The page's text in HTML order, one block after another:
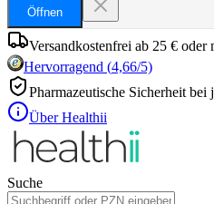
Öffnen
Versandkostenfrei ab 25 € oder
Hervorragend (4,66/5)
Pharmazeutische Sicherheit bei
Über Healthii
Suche